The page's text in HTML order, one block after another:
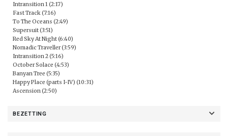
Intransition 1 (2:17)
Fast Track (7:16)
To The Oceans (2:49)
Supersuit (3:51)
Red Sky At Night (6:40)
Nomadic Traveller (3:59)
Intransition 2 (5:16)
October Solace (4:53)
Banyan Tree (5:35)
Happy Place (parts I-IV) (10:31)
Ascension (2:50)
BEZETTING